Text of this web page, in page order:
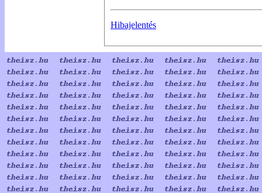
Hibajelentés